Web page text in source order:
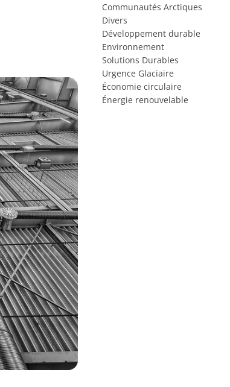
Communautés Arctiques
Divers
Développement durable
Environnement
Solutions Durables
Urgence Glaciaire
Économie circulaire
Énergie renouvelable